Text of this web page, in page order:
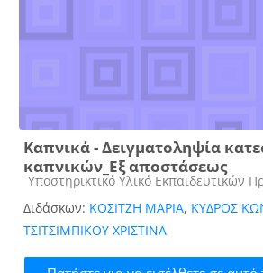
Καπνικά - Δειγματοληψία
καπνικών_Εξ αποστάσεως
Κατηγορία μαθήματος
Υποστηρικτικό Υλικό Εκπαιδευτικών
Διδάσκων: ΚΟΣΙΤΖΗ ΜΑΡΙΑ, ΚΥΔΡΟΣ
ΤΣΙΤΣΙΜΠΙΚΟΥ ΧΡΙΣΤΙΝΑ